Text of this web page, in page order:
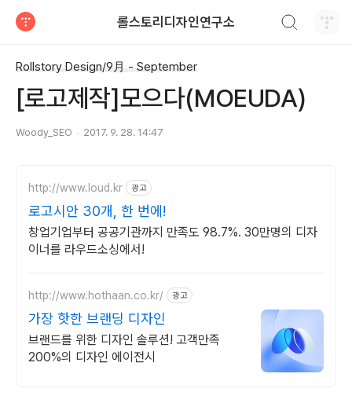
롤스토리디자인연구소
Rollstory Design/9月 - September
[로고제작]모으다(MOEUDA)
Woody_SEO 2017. 9. 28. 14:47
http://www.loud.kr 광고
로고시안 30개, 한 번에!
창업기업부터 공공기관까지 만족도 98.7%. 30만명의 디자
이너를 라우드소싱에서!
http://www.hothaan.co.kr/ 광고
가장 핫한 브랜딩 디자인
브랜드를 위한 디자인 솔루션! 고객만족
200%의 디자인 에이전시